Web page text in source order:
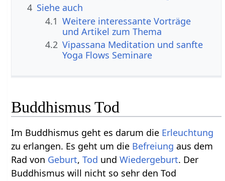
4 Siehe auch
4.1 Weitere interessante Vorträge
und Artikel zum Thema
4.2 Vipassana Meditation und sanfte
Yoga Flows Seminare
Buddhismus Tod
Im Buddhismus geht es darum die Erleuchtung
zu erlangen. Es geht um die Befreiung aus dem
Rad von Geburt,Tod undWiedergeburt. Der
Buddhismus will nicht so sehr den Tod